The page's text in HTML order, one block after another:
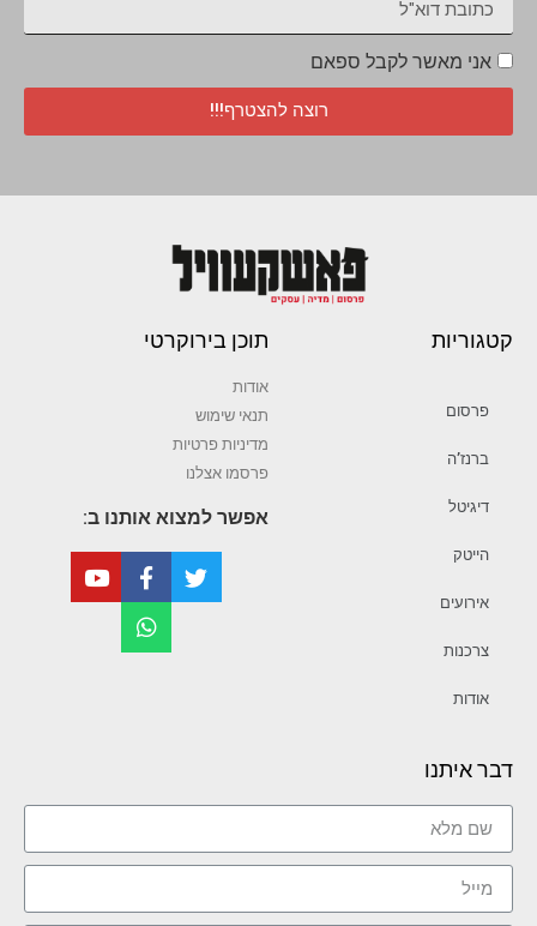
אני מאשר לקבל ספאם
רוצה להצטרף!!!
קטגוריות
פרסום
ברנז’ה
דיגיטל
הייטק
אירועים
צרכנות
אודות
תוכן בירוקרטי
אודות
תנאי שימוש
מדיניות פרטיות
פרסמו אצלנו
אפשר למצוא אותנו ב:
דבר איתנו